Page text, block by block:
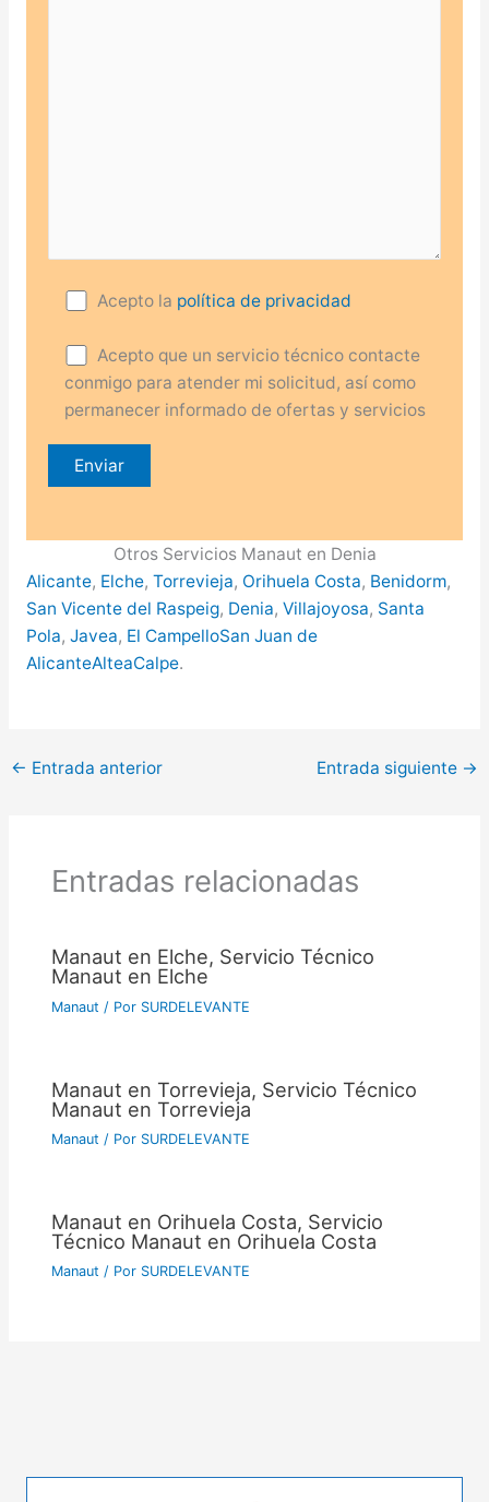
Acepto la política de privacidad
Acepto que un servicio técnico contacte
conmigo para atender mi solicitud, así como
permanecer informado de ofertas y servicios
Otros Servicios Manaut en Denia
Alicante, Elche, Torrevieja, Orihuela Costa, Benidorm,
San Vicente del Raspeig, Denia, Villajoyosa, Santa
Pola, Javea, El CampelloSan Juan de
AlicanteAlteaCalpe.
← Entrada anterior Entrada siguiente →
Entradas relacionadas
Manaut en Elche, Servicio Técnico
Manaut en Elche
Manaut / Por SURDELEVANTE
Manaut en Torrevieja, Servicio Técnico
Manaut en Torrevieja
Manaut / Por SURDELEVANTE
Manaut en Orihuela Costa, Servicio
Técnico Manaut en Orihuela Costa
Manaut / Por SURDELEVANTE